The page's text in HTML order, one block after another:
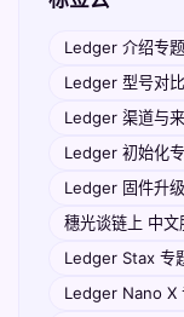
Ledger 介绍专题
Ledger 型号对
Ledger 渠道与
Ledger 初始化
Ledger 固件升
穗光谈链上 中文
Ledger Stax 专
Ledger Nano X